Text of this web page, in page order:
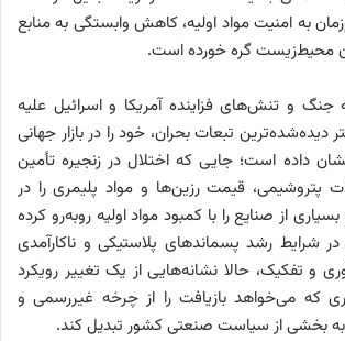
به امنیت مواد اولیه، کاهش وابستگی به منابع
محیط‌زیست گره خورده است.
جنگ و تنش‌های فزاینده آمریکا و اسرائیل علیه
دیده‌شده‌ترین تبعات بحران، خود را در بازار جهانی
داده است؛ جایی که اختلال در زنجیره تأمین
پتروشیمی، قیمت رزین‌ها و مواد پلیمری را در
از صنایع را با کمبود مواد اولیه روبه‌رو کرده
شرایط رشد پسماندهای پلاستیکی و ناکارآمدی
و تفکیک، حالا نشانه‌هایی از یک تغییر رویکرد
که می‌خواهد بازیافت را از چرخه غیررسمی و
به بخشی از سیاست صنعتی کشور تبدیل کند.